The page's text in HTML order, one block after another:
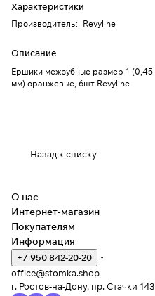
Характеристики
Производитель: Revyline
Описание
Ершики межзубные размер 1 (0,45
мм) оранжевые, 6шт Revyline
Назад к списку
О нас
Интернет-магазин
Покупателям
Информация
+7 950 842-20-20
office@stomka.shop
г. Ростов-на-Дону, пр. Стачки 143